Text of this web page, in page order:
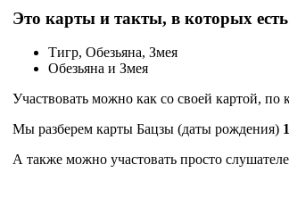
Это карты и такты, в которых
Тигр, Обезьяна, Змея
Обезьяна и Змея
Участвовать можно как со своей картой,
Мы разберем карты Бацзы (даты рождения)
А также можно участовать просто